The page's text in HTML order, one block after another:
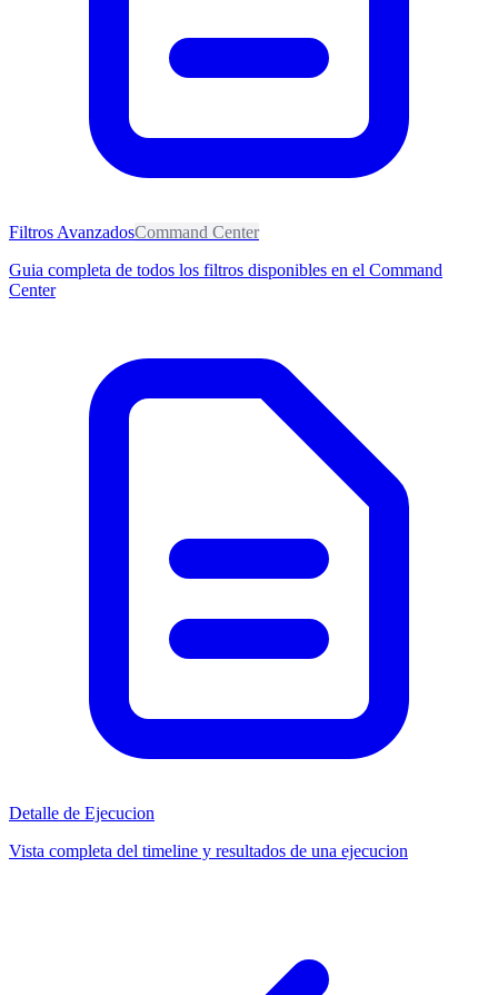
Filtros AvanzadosCommand Center
Guia completa de todos los filtros disponibles en el Command
Center
Detalle de Ejecucion
Vista completa del timeline y resultados de una ejecucion